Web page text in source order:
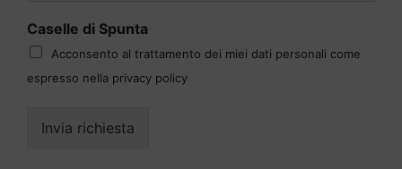
Caselle di Spunta
Acconsento al trattamento dei miei dati personali come
espresso nella privacy policy
Invia richiesta